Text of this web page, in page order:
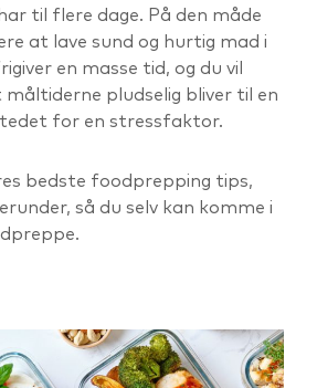
til flere dage. På den måde
at lave sund og hurtig mad i
en masse tid, og du vil
måltiderne pludselig bliver til en
for en stressfaktor.
bedste foodprepping tips,
så du selv kan komme i